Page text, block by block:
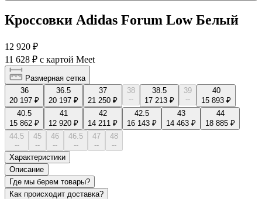
Кроссовки Adidas Forum Low Белый
12 920 ₽
11 628 ₽ с картой Meet
Размерная сетка
36
20 197 ₽
36.5
20 197 ₽
37
21 250 ₽
38
--
38.5
17 213 ₽
39
--
40
15 893 ₽
40.5
15 862 ₽
41
12 920 ₽
42
14 211 ₽
42.5
16 143 ₽
43
14 463 ₽
44
18 885 ₽
44.5
--
45
--
46
--
46.5
--
47
--
48
--
Характеристики
Описание
Где мы берем товары?
Как происходит доставка?